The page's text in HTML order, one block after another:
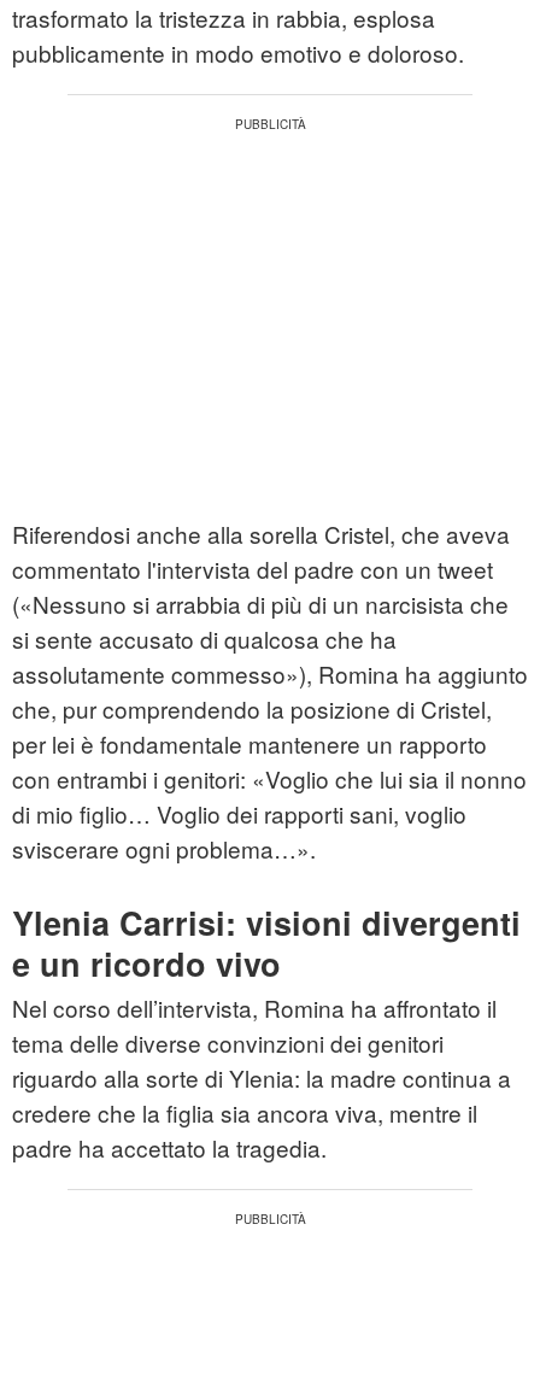
trasformato la tristezza in rabbia, esplosa
pubblicamente in modo emotivo e doloroso.
Riferendosi anche alla sorella Cristel, che aveva
commentato l'intervista del padre con un tweet
(«Nessuno si arrabbia di più di un narcisista che
si sente accusato di qualcosa che ha
assolutamente commesso»), Romina ha aggiunto
che, pur comprendendo la posizione di Cristel,
per lei è fondamentale mantenere un rapporto
con entrambi i genitori: «Voglio che lui sia il nonno
di mio figlio… Voglio dei rapporti sani, voglio
sviscerare ogni problema…».
Ylenia Carrisi: visioni divergenti
e un ricordo vivo
Nel corso dell’intervista, Romina ha affrontato il
tema delle diverse convinzioni dei genitori
riguardo alla sorte di Ylenia: la madre continua a
credere che la figlia sia ancora viva, mentre il
padre ha accettato la tragedia.